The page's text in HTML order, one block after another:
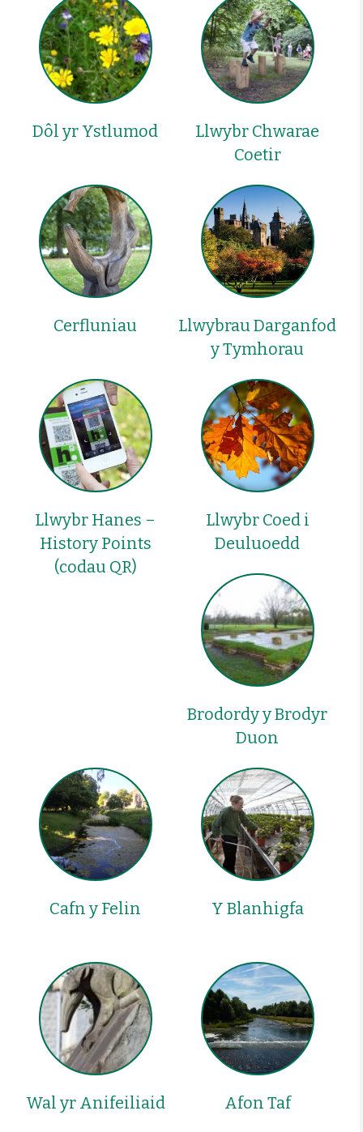
Dôl yr Ystlumod
Llwybr Chwarae
Coetir
Cerfluniau
Llwybrau Darganfod
y Tymhorau
Llwybr Hanes –
History Points
(codau QR)
Llwybr Coed i
Deuluoedd
Brodordy y Brodyr
Duon
Cafn y Felin Y Blanhigfa
Wal yr Anifeiliaid Afon Taf